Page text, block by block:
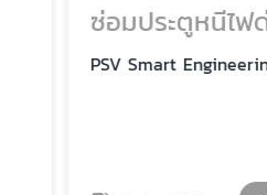
ซ่อมประตูหนีไฟด่วน
PSV Smart Engineering